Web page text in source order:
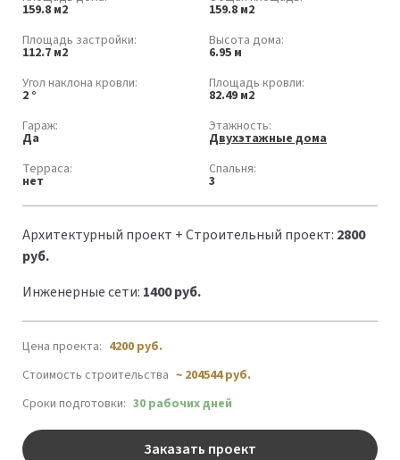
159.8 м2
159.8 м2
Площадь застройки:
112.7 м2
Высота дома:
6.95 м
Угол наклона кровли:
2 °
Площадь кровли:
82.49 м2
Гараж:
Да
Этажность:
Двухэтажные дома
Терраса:
нет
Спальня:
3
Архитектурный проект + Строительный проект: 2800
руб.
Инженерные сети: 1400 руб.
Цена проекта: 4200 руб.
Стоимость строительства ~ 204544 руб.
Сроки подготовки: 30 рабочих дней
Заказать проект